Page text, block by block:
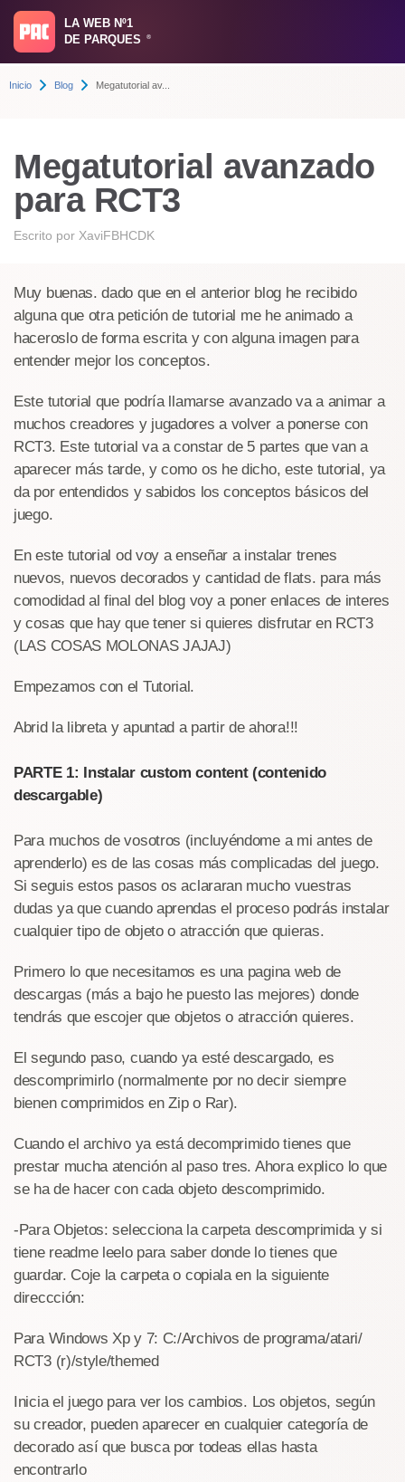
LA WEB Nº1
DE PARQUES
®
Inicio Blog Megatutorial av...
Megatutorial avanzado
para RCT3
Escrito por XaviFBHCDK
Muy buenas. dado que en el anterior blog he recibido
alguna que otra petición de tutorial me he animado a
haceroslo de forma escrita y con alguna imagen para
entender mejor los conceptos.
Este tutorial que podría llamarse avanzado va a animar a
muchos creadores y jugadores a volver a ponerse con
RCT3. Este tutorial va a constar de 5 partes que van a
aparecer más tarde, y como os he dicho, este tutorial, ya
da por entendidos y sabidos los conceptos básicos del
juego.
En este tutorial od voy a enseñar a instalar trenes
nuevos, nuevos decorados y cantidad de flats. para más
comodidad al final del blog voy a poner enlaces de interes
y cosas que hay que tener si quieres disfrutar en RCT3
(LAS COSAS MOLONAS JAJAJ)
Empezamos con el Tutorial.
Abrid la libreta y apuntad a partir de ahora!!!
PARTE 1: Instalar custom content (contenido
descargable)
Para muchos de vosotros (incluyéndome a mi antes de
aprenderlo) es de las cosas más complicadas del juego.
Si seguis estos pasos os aclararan mucho vuestras
dudas ya que cuando aprendas el proceso podrás instalar
cualquier tipo de objeto o atracción que quieras.
Primero lo que necesitamos es una pagina web de
descargas (más a bajo he puesto las mejores) donde
tendrás que escojer que objetos o atracción quieres.
El segundo paso, cuando ya esté descargado, es
descomprimirlo (normalmente por no decir siempre
bienen comprimidos en Zip o Rar).
Cuando el archivo ya está decomprimido tienes que
prestar mucha atención al paso tres. Ahora explico lo que
se ha de hacer con cada objeto descomprimido.
-Para Objetos: selecciona la carpeta descomprimida y si
tiene readme leelo para saber donde lo tienes que
guardar. Coje la carpeta o copiala en la siguiente
direccción:
Para Windows Xp y 7: C:/Archivos de programa/atari/
RCT3 (r)/style/themed
Inicia el juego para ver los cambios. Los objetos, según
su creador, pueden aparecer en cualquier categoría de
decorado así que busca por todeas ellas hasta
encontrarlo